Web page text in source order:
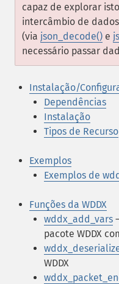
capaz de explorar
intercâmbio de
(via json_decode() e
necessário passar
Instalação/
Dependências
Instalação
Tipos de Recurso
Exemplos
Exemplos de
Funções da WDDX
wddx_add_vars
pacote WDDX
WDDX